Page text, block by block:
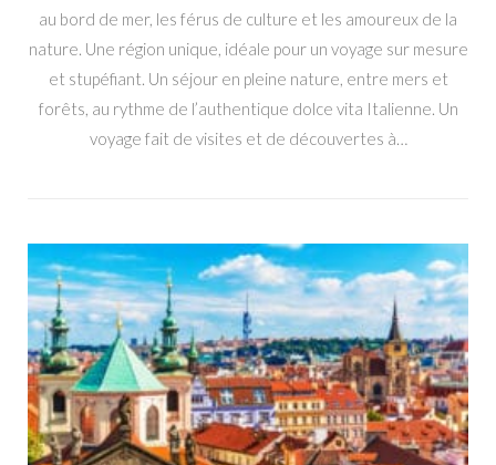
au bord de mer, les férus de culture et les amoureux de la
nature. Une région unique, idéale pour un voyage sur mesure
et stupéfiant. Un séjour en pleine nature, entre mers et
forêts, au rythme de l’authentique dolce vita Italienne. Un
voyage fait de visites et de découvertes à…